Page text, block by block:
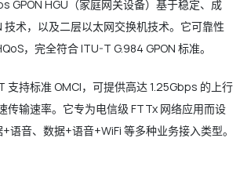
GPON HGU（家庭网关设备）基于稳定、成
技术，以及二层以太网交换机技术。它可靠性
，完全符合 ITU-T G.984 GPON 标准。
支持标准 OMCI，可提供高达 1.25Gbps 的上行
传输速率。它专为电信级 FTTx 网络应用而设
语音、数据+语音+WiFi 等多种业务接入类型。